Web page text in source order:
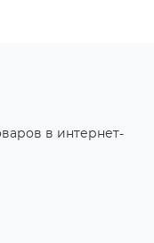
в интернет-